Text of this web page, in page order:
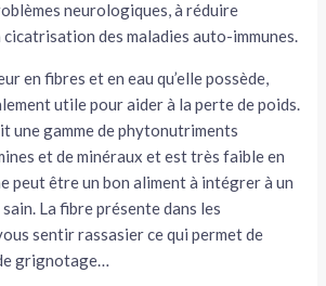
neurologiques, à réduire
cicatrisation des maladies auto-immunes.
en fibres et en eau qu’elle possède,
utile pour aider à la perte de poids.
une gamme de phytonutriments
et de minéraux et est très faible en
peut être un bon aliment à intégrer à un
La fibre présente dans les
sentir rassasier ce qui permet de
grignotage…